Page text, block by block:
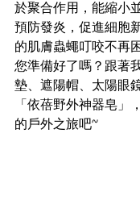
於聚合作用，能縮小
預防發炎，促進細胞
的肌膚蟲蠅叮咬不再
您準備好了嗎？跟著
墊、遮陽帽、太陽眼
「依蓓野外神器皂」
的戶外之旅吧~